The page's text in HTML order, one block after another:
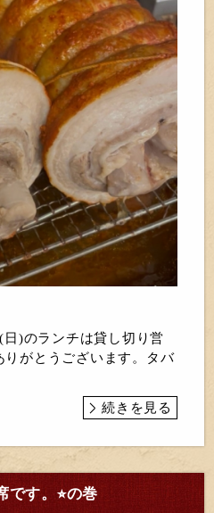
)のランチは貸し切り営
がとうございます。タバ
続きを見る
です。⭐︎の巻